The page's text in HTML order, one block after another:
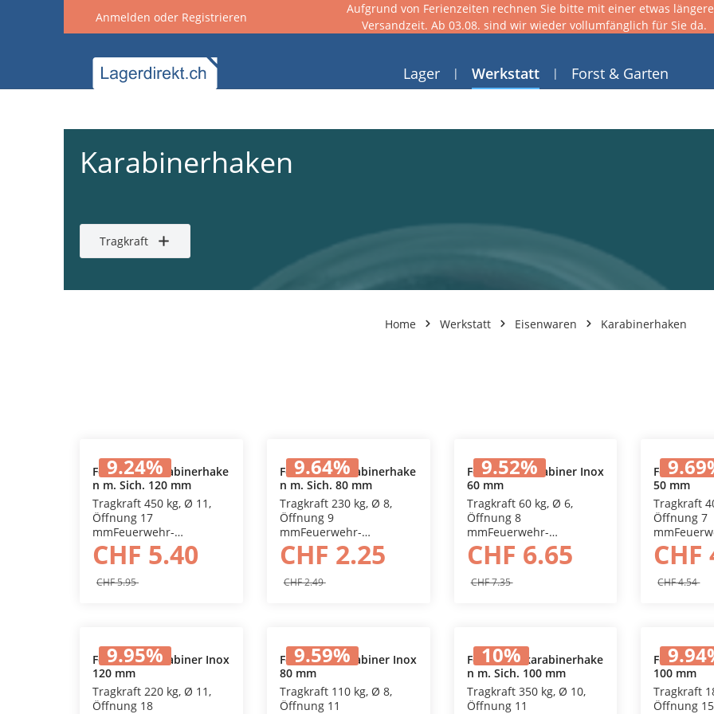
Zur Hauptnavigation springen
Anmelden oder Registrieren
Aufgrund von Ferienzeiten rechnen Sie bitte mit einer etwas
Versandzeit. Ab 03.08. sind wir wieder vollumfänglich für Sie da.
Lager Werkstatt Forst & Garten
Karabinerhaken
Tragkraft
Home Werkstatt Eisenwaren Karabinerhaken
9.24%
In den Warenkorb
Feuerwehrkarabinerhake
n m. Sich. 120 mm
Tragkraft 450 kg, Ø 11,
Öffnung 17
mmFeuerwehr-
Karabinerhaken, verzinkt
mit Zahnverschluss und
Sicherungs-
Schraubhülse
CHF 5.40
CHF 5.95
9.64%
In den Warenkorb
Feuerwehrkarabinerhake
n m. Sich. 80 mm
Tragkraft 230 kg, Ø 8,
Öffnung 9
mmFeuerwehr-
Karabinerhaken, verzinkt
mit Zahnverschluss und
Sicherungs-
Schraubhülse
CHF 2.25
CHF 2.49
9.52%
Feuerwehrkarabiner Inox
60 mm
Tragkraft 60 kg, Ø 6,
Öffnung 8
mmFeuerwehr-
Karabinerhaken, mit
Zahnverschluss, AISI 316
CHF 6.65
CHF 7.35
9.69
50 mm
Tragkraft
Öffnung 7
CHF
CHF 4.54
9.95%
In den Warenkorb
Feuerwehrkarabiner Inox
120 mm
Tragkraft 220 kg, Ø 11,
Öffnung 18
9.59%
Feuerwehrkarabiner Inox
80 mm
Tragkraft 110 kg, Ø 8,
Öffnung 11
10%
In den Warenkorb
Feuerwehrkarabinerhake
n m. Sich. 100 mm
Tragkraft 350 kg, Ø 10,
Öffnung 11
9.94
In
100 mm
Tragkraft
Öffnung 15